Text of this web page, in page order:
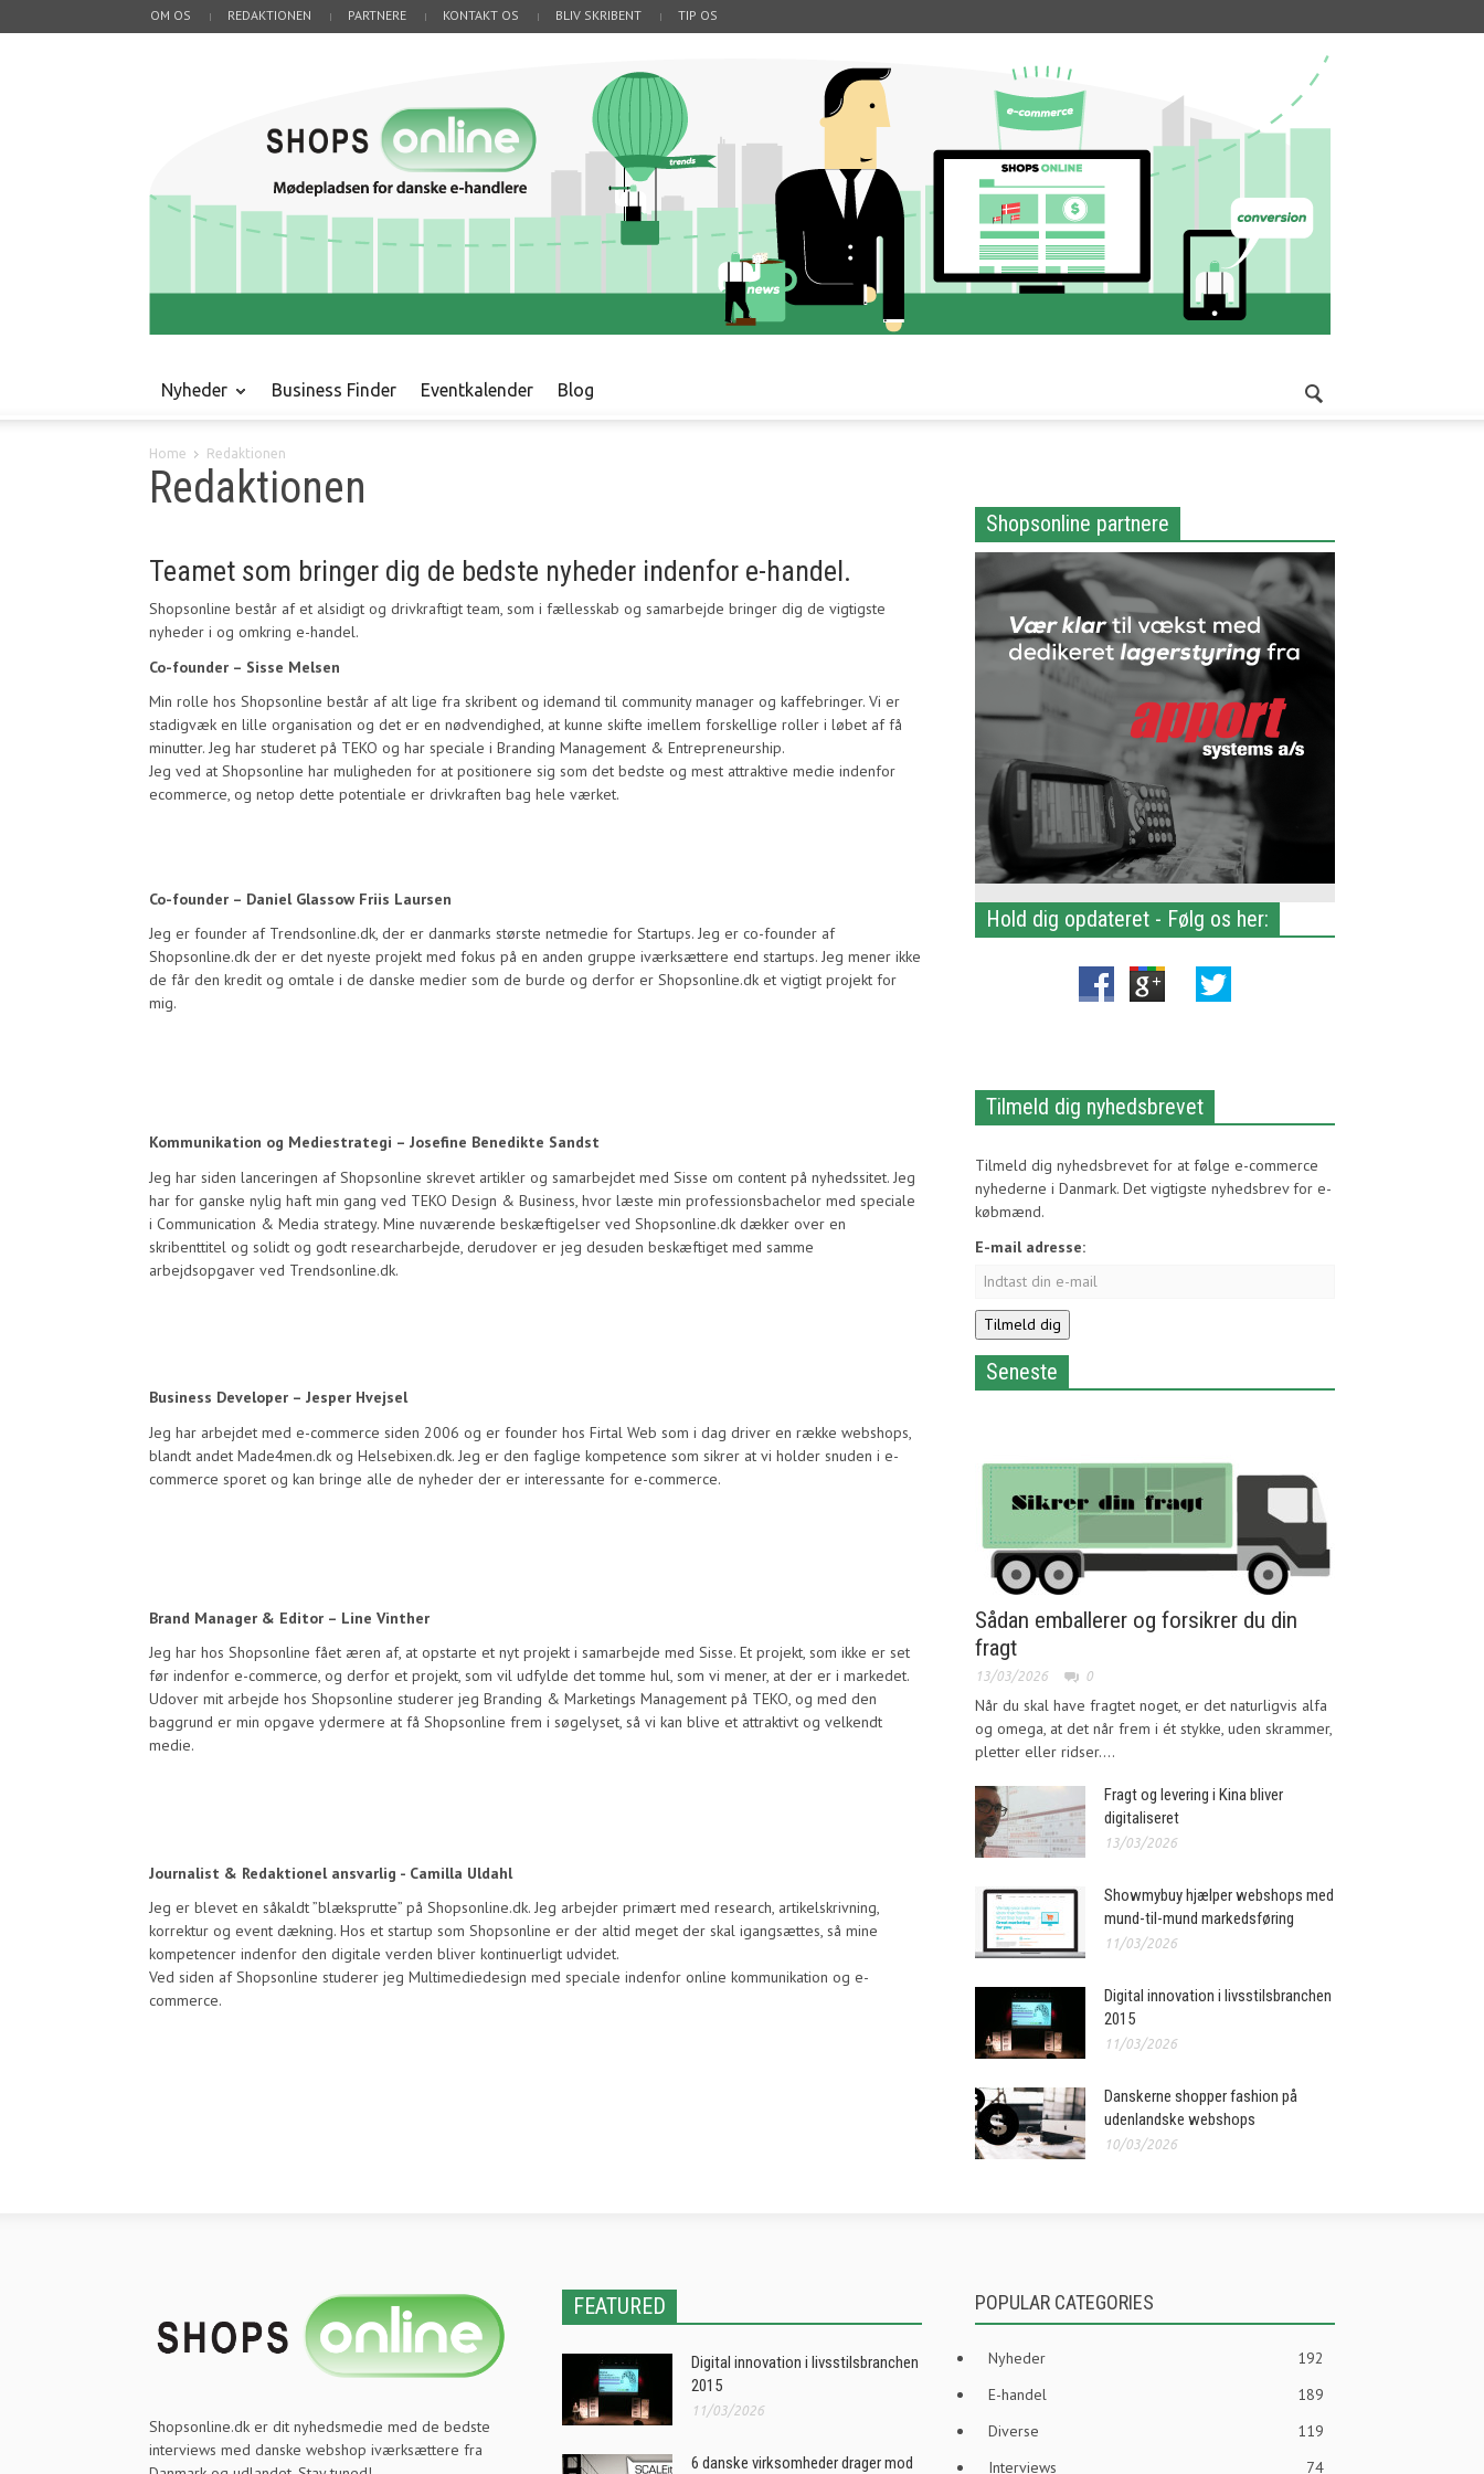
OM OS REDAKTIONEN PARTNERE KONTAKT OS BLIV SKRIBENT TIP OS
Nyheder Business Finder Eventkalender Blog
Home Redaktionen
Redaktionen
Teamet som bringer dig de bedste nyheder indenfor e-handel.
Shopsonline består af et alsidigt og drivkraftigt team, som i fællesskab og samarbejde bringer dig de vigtigste
nyheder i og omkring e-handel.
Co-founder – Sisse Melsen
Min rolle hos Shopsonline består af alt lige fra skribent og idemand til community manager og kaffebringer. Vi er
stadigvæk en lille organisation og det er en nødvendighed, at kunne skifte imellem forskellige roller i løbet af få
minutter. Jeg har studeret på TEKO og har speciale i Branding Management & Entrepreneurship.
Jeg ved at Shopsonline har muligheden for at positionere sig som det bedste og mest attraktive medie indenfor
ecommerce, og netop dette potentiale er drivkraften bag hele værket.
Co-founder – Daniel Glassow Friis Laursen
Jeg er founder af Trendsonline.dk, der er danmarks største netmedie for Startups. Jeg er co-founder af
Shopsonline.dk der er det nyeste projekt med fokus på en anden gruppe iværksættere end startups. Jeg mener ikke
de får den kredit og omtale i de danske medier som de burde og derfor er Shopsonline.dk et vigtigt projekt for
mig.
Kommunikation og Mediestrategi – Josefine Benedikte Sandst
Jeg har siden lanceringen af Shopsonline skrevet artikler og samarbejdet med Sisse om content på nyhedssitet. Jeg
har for ganske nylig haft min gang ved TEKO Design & Business, hvor læste min professionsbachelor med speciale
i Communication & Media strategy. Mine nuværende beskæftigelser ved Shopsonline.dk dækker over en
skribenttitel og solidt og godt researcharbejde, derudover er jeg desuden beskæftiget med samme
arbejdsopgaver ved Trendsonline.dk.
Business Developer – Jesper Hvejsel
Jeg har arbejdet med e-commerce siden 2006 og er founder hos Firtal Web som i dag driver en række webshops,
blandt andet Made4men.dk og Helsebixen.dk. Jeg er den faglige kompetence som sikrer at vi holder snuden i e-
commerce sporet og kan bringe alle de nyheder der er interessante for e-commerce.
Brand Manager & Editor – Line Vinther
Jeg har hos Shopsonline fået æren af, at opstarte et nyt projekt i samarbejde med Sisse. Et projekt, som ikke er set
før indenfor e-commerce, og derfor et projekt, som vil udfylde det tomme hul, som vi mener, at der er i markedet.
Udover mit arbejde hos Shopsonline studerer jeg Branding & Marketings Management på TEKO, og med den
baggrund er min opgave ydermere at få Shopsonline frem i søgelyset, så vi kan blive et attraktivt og velkendt
medie.
Journalist & Redaktionel ansvarlig - Camilla Uldahl
Jeg er blevet en såkaldt ”blæksprutte” på Shopsonline.dk. Jeg arbejder primært med research, artikelskrivning,
korrektur og event dækning. Hos et startup som Shopsonline er der altid meget der skal igangsættes, så mine
kompetencer indenfor den digitale verden bliver kontinuerligt udvidet.
Ved siden af Shopsonline studerer jeg Multimediedesign med speciale indenfor online kommunikation og e-
commerce.
Shopsonline partnere
Hold dig opdateret - Følg os her:
Tilmeld dig nyhedsbrevet
Tilmeld dig nyhedsbrevet for at følge e-commerce
nyhederne i Danmark. Det vigtigste nyhedsbrev for e-
købmænd.
E-mail adresse:
Seneste
Sådan emballerer og forsikrer du din
fragt
13/03/2026 0
Når du skal have fragtet noget, er det naturligvis alfa
og omega, at det når frem i ét stykke, uden skrammer,
pletter eller ridser....
Fragt og levering i Kina bliver
digitaliseret
13/03/2026
Showmybuy hjælper webshops med
mund-til-mund markedsføring
11/03/2026
Digital innovation i livsstilsbranchen
2015
11/03/2026
Danskerne shopper fashion på
udenlandske webshops
10/03/2026
Shopsonline.dk er dit nyhedsmedie med de bedste
interviews med danske webshop iværksættere fra
FEATURED
Digital innovation i livsstilsbranchen
2015
11/03/2026
6 danske virksomheder drager mod
POPULAR CATEGORIES
Nyheder
192
E-handel
189
Diverse
119
Interviews
74